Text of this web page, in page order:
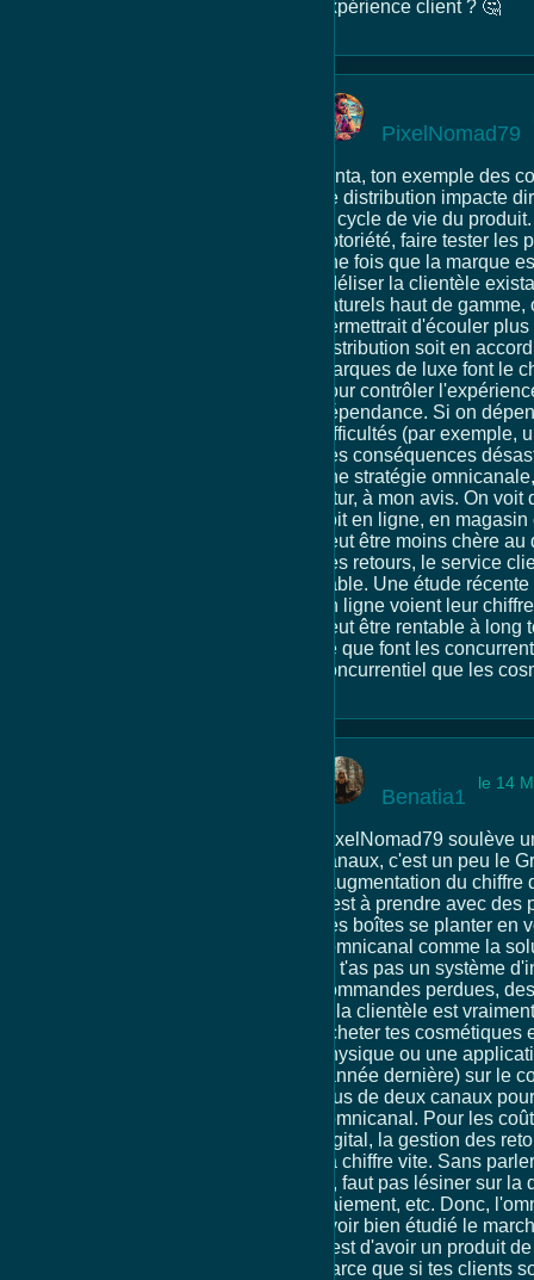
expérience client ? 🤔
PixelNomad79
Binta, ton exemple des
de distribution impacte
le cycle de vie du
notoriété, faire tester
une fois que la marque
fidéliser la clientèle
naturels haut de
permettrait d'écouler
distribution soit en
marques de luxe font le
pour contrôler
dépendance. Si on
difficultés (par exemple,
des conséquences
une stratégie
futur, à mon avis. On
soit en ligne, en
peut être moins chère
des retours, le service
fiable. Une étude
en ligne voient leur
peut être rentable à
ce que font les
concurrentiel que les
Benatia1
le 14
PixelNomad79 soulève
canaux, c'est un peu le
l'augmentation du
c'est à prendre avec
des boîtes se planter
l'omnicanal comme la
Si t'as pas un système
commandes perdues,
si la clientèle est
acheter tes
physique ou une
l'année dernière) sur le
plus de deux canaux
l'omnicanal. Pour les
digital, la gestion des
ça chiffre vite. Sans
là, faut pas lésiner sur
paiement, etc. Donc,
avoir bien étudié le
c'est d'avoir un produit
Parce que si tes clients